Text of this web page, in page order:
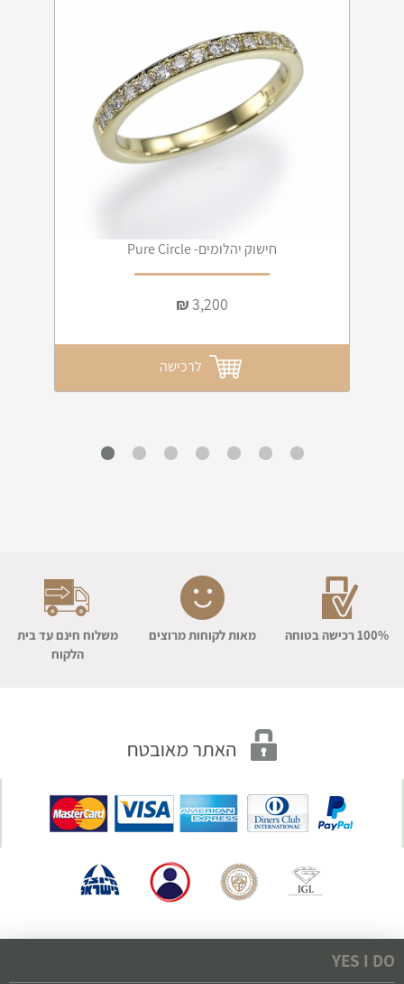
חישוק יהלומים- Pure Circle
3,200
₪
100% רכישה בטוחה מאות לקוחות מרוצים
משלוח חינם עד בית
הלקוח
YES I DO